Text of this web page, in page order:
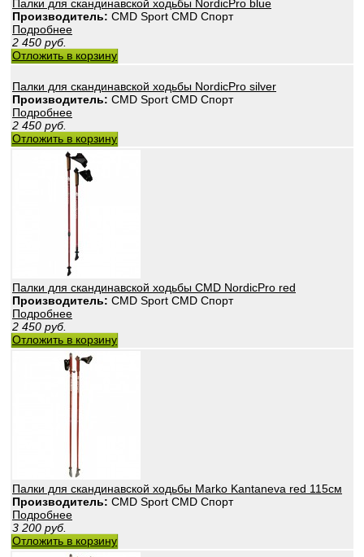
Палки для скандинавской ходьбы NordicPro blue
Производитель: CMD Sport CMD Спорт
Подробнее
2 450 руб.
Отложить в корзину
Палки для скандинавской ходьбы NordicPro silver
Производитель: CMD Sport CMD Спорт
Подробнее
2 450 руб.
Отложить в корзину
Палки для скандинавской ходьбы CMD NordicPro red
Производитель: CMD Sport CMD Спорт
Подробнее
2 450 руб.
Отложить в корзину
Палки для скандинавской ходьбы Marko Kantaneva red 115см
Производитель: CMD Sport CMD Спорт
Подробнее
3 200 руб.
Отложить в корзину